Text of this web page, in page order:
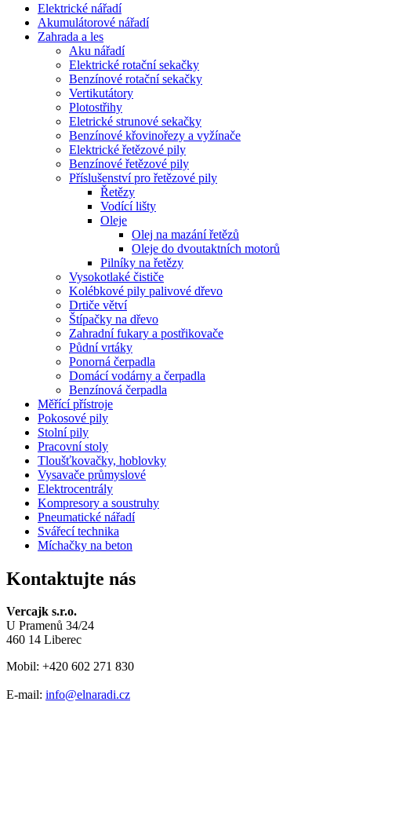
Elektrické nářadí
Akumulátorové nářadí
Zahrada a les
Aku nářadí
Elektrické rotační sekačky
Benzínové rotační sekačky
Vertikutátory
Plotostřihy
Eletrické strunové sekačky
Benzínové křovinořezy a vyžínače
Elektrické řetězové pily
Benzínové řetězové pily
Příslušenství pro řetězové pily
Řetězy
Vodící lišty
Oleje
Olej na mazání řetězů
Oleje do dvoutaktních motorů
Pilníky na řetězy
Vysokotlaké čističe
Kolébkové pily palivové dřevo
Drtiče větví
Štípačky na dřevo
Zahradní fukary a postřikovače
Půdní vrtáky
Ponorná čerpadla
Domácí vodárny a čerpadla
Benzínová čerpadla
Měřící přístroje
Pokosové pily
Stolní pily
Pracovní stoly
Tloušťkovačky, hoblovky
Vysavače průmyslové
Elektrocentrály
Kompresory a soustruhy
Pneumatické nářadí
Svářecí technika
Míchačky na beton
Kontaktujte nás
Vercajk s.r.o.
U Pramenů 34/24
460 14 Liberec
Mobil: +420 602 271 830
E-mail: info@elnaradi.cz